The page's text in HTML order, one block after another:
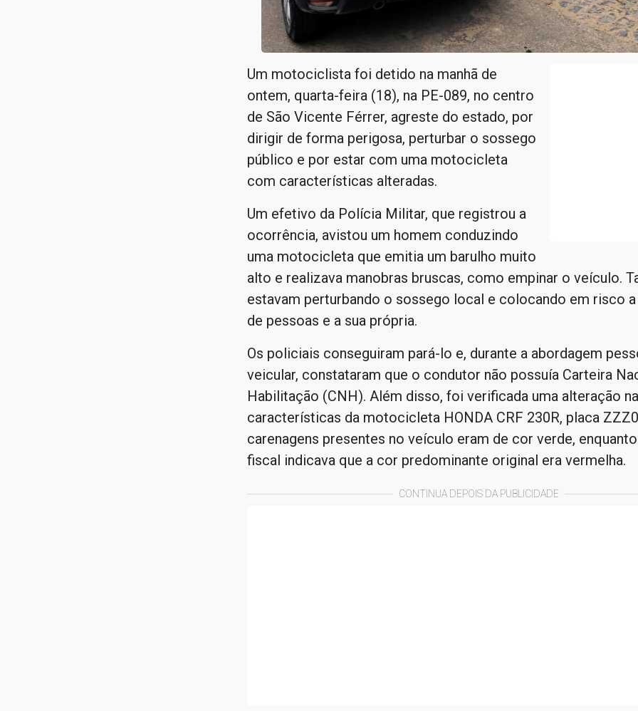
Um motociclista foi detido na manhã de
ontem, quarta-feira (18), na PE-089, no centro
de São Vicente Férrer, agreste do estado, por
dirigir de forma perigosa, perturbar o sossego
público e por estar com uma motocicleta
com características alteradas.
Um efetivo da Polícia Militar, que registrou a
ocorrência, avistou um homem conduzindo
uma motocicleta que emitia um barulho muito
alto e realizava manobras bruscas, como empinar o veículo.
estavam perturbando o sossego local e colocando em risco a
de pessoas e a sua própria.
Os policiais conseguiram pará-lo e, durante a abordagem
veicular, constataram que o condutor não possuía Carteira
Habilitação (CNH). Além disso, foi verificada uma alteração
características da motocicleta HONDA CRF 230R, placa
carenagens presentes no veículo eram de cor verde,
fiscal indicava que a cor predominante original era vermelha.
CONTINUA DEPOIS DA PUBLICIDADE